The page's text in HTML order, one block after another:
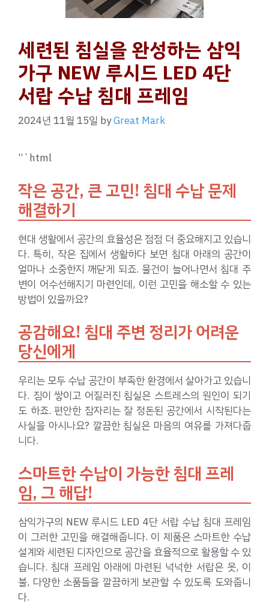
세련된 침실을 완성하는 삼익
가구 NEW 루시드 LED 4단
서랍 수납 침대 프레임
2024년 11월 15일 byGreat Mark
“`html
작은 공간, 큰 고민! 침대 수납 문제
해결하기
현대 생활에서 공간의 효율성은 점점 더 중요해지고 있습니
다. 특히, 작은 집에서 생활하다 보면 침대 아래의 공간이
얼마나 소중한지 깨닫게 되죠. 물건이 늘어나면서 침대 주
변이 어수선해지기 마련인데, 이런 고민을 해소할 수 있는
방법이 있을까요?
공감해요! 침대 주변 정리가 어려운
당신에게
우리는 모두 수납 공간이 부족한 환경에서 살아가고 있습니
다. 짐이 쌓이고 어질러진 침실은 스트레스의 원인이 되기
도 하죠. 편안한 잠자리는 잘 정돈된 공간에서 시작된다는
사실을 아시나요? 깔끔한 침실은 마음의 여유를 가져다줍
니다.
스마트한 수납이 가능한 침대 프레
임, 그 해답!
삼익가구의 NEW 루시드 LED 4단 서랍 수납 침대 프레임
이 그러한 고민을 해결해줍니다. 이 제품은 스마트한 수납
설계와 세련된 디자인으로 공간을 효율적으로 활용할 수 있
습니다. 침대 프레임 아래에 마련된 넉넉한 서랍은 옷, 이
불, 다양한 소품들을 깔끔하게 보관할 수 있도록 도와줍니
다.